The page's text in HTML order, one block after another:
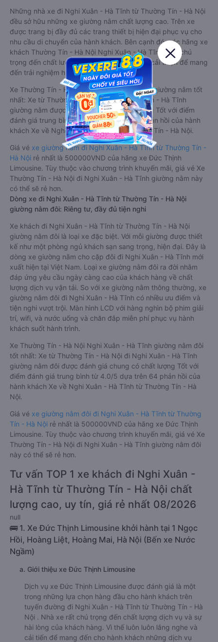
Những nhà xe đi Nghi Xuân - Hà Tĩnh từ Thường Tín - Hà Nội
đều sở hữu những xe giường nằm chất lượng cao. Trên xe
được trang bị đầy đủ các trang thiết bị hiện đại phục vụ cho
nhu cầu di chuyển của hành khách. Bên cạnh đó, các hãng xe
khách Thường Tín - Hà Nội Nghi Xuân - Hà Tĩnh luôn chú
trọng đến chất lượng dịch vụ, không ngừng cải thiện để mang
đến trải nghiệm hoàn hảo cho hành khách.
Xe Thường Tín - Hà Nội Nghi Xuân - Hà Tĩnh giường nằm tốt
nhất: Xe từ Thường Tín - Hà Nội đi Nghi Xuân - Hà Tĩnh
giường nằm được đánh giá chung chất lượng Tốt với điểm
đánh giá trung bình từ 4.0/5 dựa trên 64 phản hồi của hành
khách Xe về Nghi Xuân - Hà Tĩnh từ Thường Tín - Hà Nội.
Giá vé xe giường nằm đi Nghi Xuân - Hà Tĩnh từ Thường Tín -
Hà Nội rẻ nhất là 500000VND của hãng xe Đức Thịnh
Limousine. Tùy thuộc vào chương trình khuyến mãi, giá vé Xe
Thường Tín - Hà Nội đi Nghi Xuân - Hà Tĩnh giường nằm này
có thể sẽ rẻ hơn.
Dòng xe đi Nghi Xuân - Hà Tĩnh từ Thường Tín - Hà Nội
giường nằm đôi: Riêng tư, đầy đủ tiện nghi
Xe khách đi Nghi Xuân - Hà Tĩnh từ Thường Tín - Hà Nội
giường nằm đôi là loại xe đặc biệt. Với mỗi giường được thiết
kế như một phòng ngủ khách sạn sang trọng, hiện đại. Đây là
dòng xe giường nằm cho cặp đôi đi Nghi Xuân - Hà Tĩnh mới
xuất hiện tại Việt Nam. Loại xe giường nằm đôi ra đời nhằm
đáp ứng yêu cầu ngày càng cao của khách hàng về chất
lượng dịch vụ vận tải. So với xe giường nằm thông thường, xe
giường nằm đôi đi Nghi Xuân - Hà Tĩnh có nhiều ưu điểm và
tiện nghi vượt trội. Màn hình LCD với hàng nghìn bộ phim giải
trí, wifi, và nước uống và chăn đắp miễn phí phục vụ hành
khách suốt hành trình.
Xe Thường Tín - Hà Nội Nghi Xuân - Hà Tĩnh giường nằm đôi
tốt nhất: Xe từ Thường Tín - Hà Nội đi Nghi Xuân - Hà Tĩnh
giường nằm đôi được đánh giá chung có chất lượng Tốt với
điểm đánh giá trung bình từ 4.0/5 dựa trên 64 phản hồi của
hành khách Xe về Nghi Xuân - Hà Tĩnh từ Thường Tín - Hà
Nội.
Giá vé xe giường nằm đôi đi Nghi Xuân - Hà Tĩnh từ Thường
Tín - Hà Nội rẻ nhất là 500000VND của hãng xe Đức Thịnh
Limousine. Tùy thuộc vào chương trình khuyến mãi, giá vé Xe
Thường Tín - Hà Nội đi Nghi Xuân - Hà Tĩnh giường nằm đôi
này có thể sẽ rẻ hơn.
Tư vấn TOP 1 xe khách đi Nghi Xuân -
Hà Tĩnh từ Thường Tín - Hà Nội chất
lượng cao, uy tín, giá rẻ nhất 08/2026
null
🚌 1. Xe Đức Thịnh Limousine khởi hành tại 1 Ngọc
Hồi, Hoàng Liệt, Hoàng Mai, Hà Nội (Bến xe Nước
Ngầm)
a. Giới thiệu xe Đức Thịnh Limousine
Dịch vụ xe Đức Thịnh Limousine được đánh giá là một
trong những lựa chọn hàng đầu cho hành khách trên
tuyến đường đi Nghi Xuân - Hà Tĩnh từ Thường Tín - Hà
Nội . Nhà xe rất chú trọng đến chất lượng dịch vụ và sự
hài lòng của khách hàng. Vì thế luôn luôn lắng nghe và
cải tiến để mang đến cho hành khách những dịch vụ